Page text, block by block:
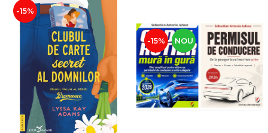
-15%
-15% NOU